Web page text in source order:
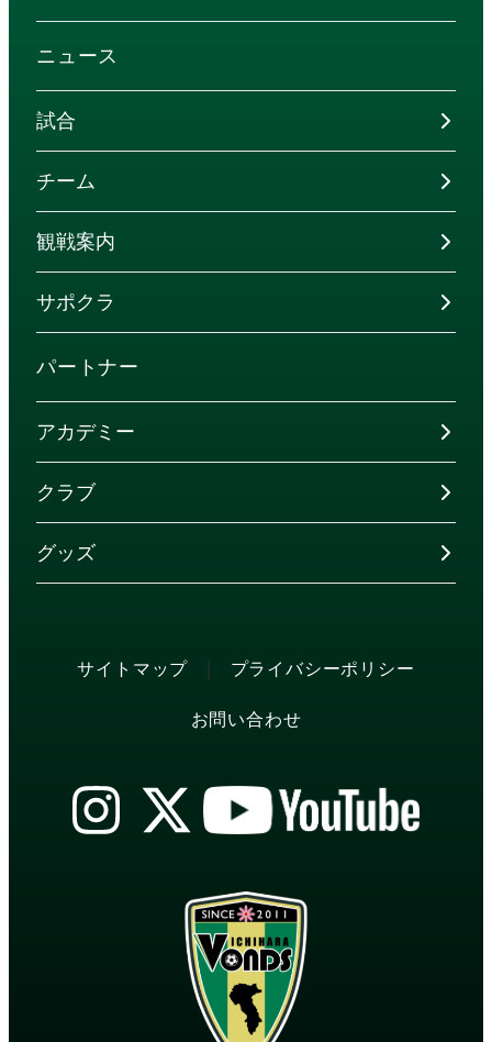
ニュース
試合
チーム
観戦案内
サポクラ
パートナー
アカデミー
クラブ
グッズ
サイトマップ | プライバシーポリシー
お問い合わせ